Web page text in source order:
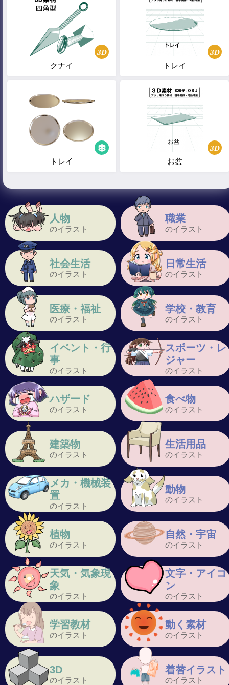
人物
のイラスト
職業
のイラスト
社会生活
のイラスト
日常生活
のイラスト
医療・福祉
のイラスト
学校・教育
のイラスト
イベント・行
事
のイラスト
スポーツ・レ
ジャー
のイラスト
ハザード
のイラスト
食べ物
のイラスト
建築物
のイラスト
生活用品
のイラスト
メカ・機械装
置
のイラスト
動物
のイラスト
植物
のイラスト
自然・宇宙
のイラスト
天気・気象現
象
のイラスト
文字・アイコ
ン
のイラスト
学習教材
のイラスト
動く素材
のイラスト
3D
のイラスト
着替イラスト
のイラスト
3D
クナイ
3D
トレイ
トレイ
3D
お盆